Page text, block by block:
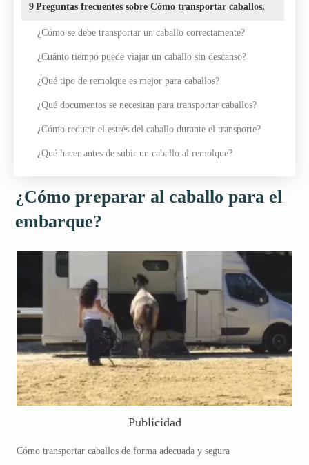
9 Preguntas frecuentes sobre Cómo transportar caballos.
¿Cómo se debe transportar un caballo correctamente?
¿Cuánto tiempo puede viajar un caballo sin descanso?
¿Qué tipo de remolque es mejor para caballos?
¿Qué documentos se necesitan para transportar caballos?
¿Cómo reducir el estrés del caballo durante el transporte?
¿Qué hacer antes de subir un caballo al remolque?
¿Cómo preparar al caballo para el
embarque?
Publicidad
Cómo transportar caballos de forma adecuada y segura